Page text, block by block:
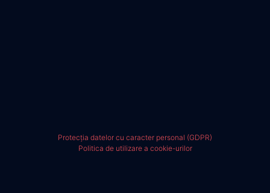
Protecția datelor cu caracter personal (GDPR)
Politica de utilizare a cookie-urilor